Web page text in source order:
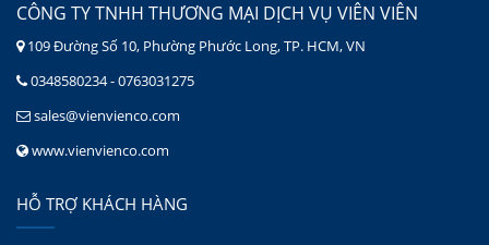
CÔNG TY TNHH THƯƠNG MẠI DỊCH VỤ VIÊN VIÊN
109 Đường Số 10, Phường Phước Long, TP. HCM, VN
0348580234 - 0763031275
sales@vienvienco.com
www.vienvienco.com
HỖ TRỢ KHÁCH HÀNG